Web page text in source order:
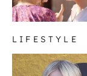
LIFESTYLE